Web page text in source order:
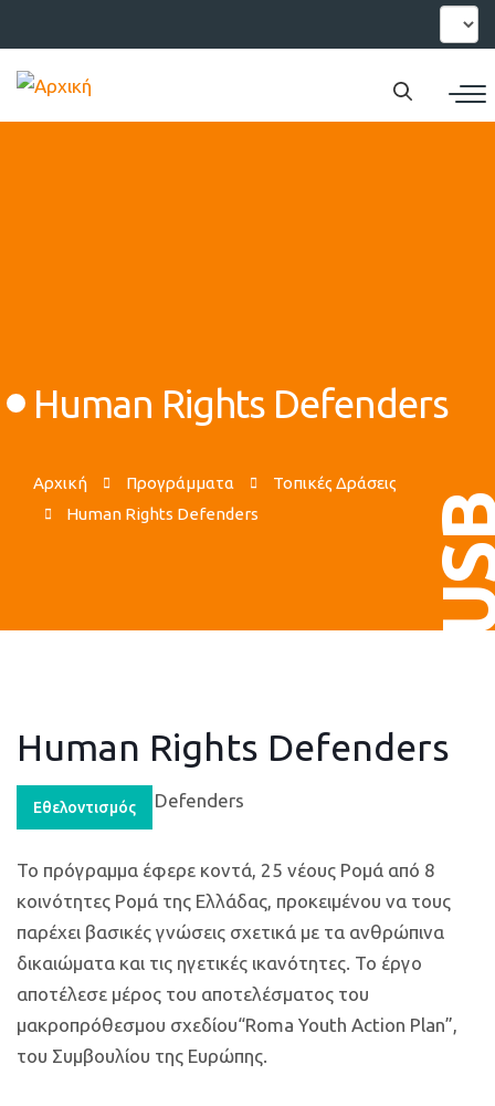
προς
το
Select
Human Rights Defenders
Αρχική Προγράμματα
Τοπικές Δράσεις
Human Rights Defenders
Human Rights Defenders
Εθελοντισμός
Το πρόγραμμα έφερε κοντά, 25 νέους Ρομά από 8
κοινότητες Ρομά της Ελλάδας, προκειμένου να τους
παρέχει βασικές γνώσεις σχετικά με τα ανθρώπινα
δικαιώματα και τις ηγετικές ικανότητες. Το έργο
αποτέλεσε μέρος του αποτελέσματος του
μακροπρόθεσμου σχεδίου“Roma Youth Action Plan”,
του Συμβουλίου της Ευρώπης.